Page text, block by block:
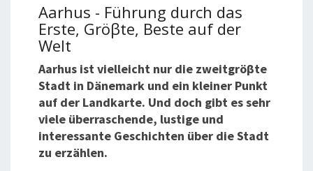
Aarhus - Führung durch das
Erste, Gröβte, Beste auf der
Welt
Aarhus ist vielleicht nur die zweitgröβte
Stadt in Dänemark und ein kleiner Punkt
auf der Landkarte. Und doch gibt es sehr
viele überraschende, lustige und
interessante Geschichten über die Stadt
zu erzählen.